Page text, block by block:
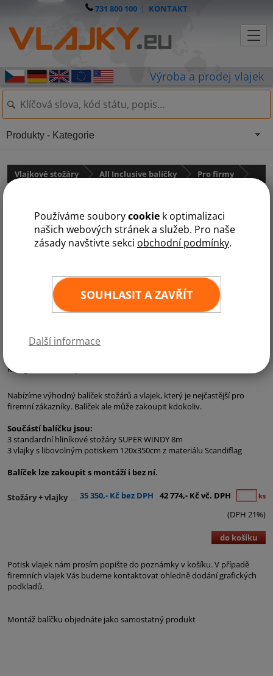
Používáme souborycookie k optimalizaci
našich webových stránek a služeb. Pro naše
zásady navštivte sekci obchodní podmínky.
SOUHLASIT A ZAVŘÍT
Další informace
731 800 100 | KONTAKT
Vlajkové stožáry All Inclusive balíčky Pro firmy
Kategorie:
Nabízíme výhodný balíček stožárů a vlajek, který je nejčastější pro
firemní zákazníky. Balíček ale může zakoupit kdokoliv.
Součástí balíčku jsou:
3 standardní hliníkové stožáry SUPER WINDY 8m
3 vlajky s libovolným potiskem 120x350cm z materiálu Scandiflag
Balíček lze zakoupit s montáží i bez ní.
Stožáry + vlajky 35 350,- Kč bez DPH 42 774,- Kč vč. DPH ks
(DPH 21%)
do košíku
Potisk vlajek nám prosím popište do poznámky v košíku. V případě
firemních vlajek Vás budeme kontaktovat ohledně dodání grafických
podkladů.
Montáž balíčku objednáte jako samostatný produkt
Produkty - Kategorie